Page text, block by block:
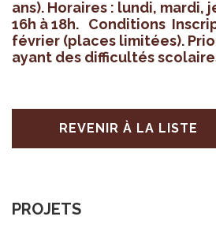
ans). Horaires : lundi, mardi,
16h à 18h. Condi­tions
février (places limi­tées).
ayant des dif­fi­cul­tés
REVENIR À LA LISTE
PROJETS